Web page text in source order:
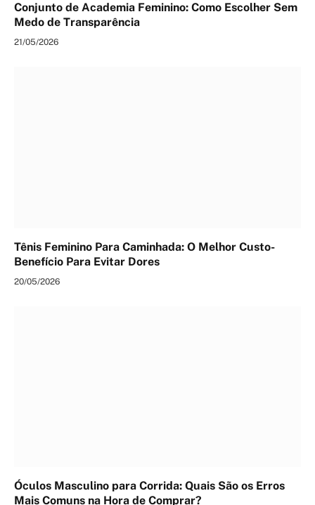
Conjunto de Academia Feminino: Como Escolher Sem
Medo de Transparência
21/05/2026
Tênis Feminino Para Caminhada: O Melhor Custo-
Benefício Para Evitar Dores
20/05/2026
Óculos Masculino para Corrida: Quais São os Erros
Mais Comuns na Hora de Comprar?